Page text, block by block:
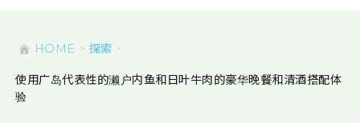
HOME 探索
使用广岛代表性的濑户内鱼和日叶牛肉的豪华晚餐和清酒搭配体
验